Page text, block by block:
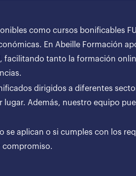
como cursos bonificables
En Abeille Formación
facilitando tanto la formación
dirigidos a diferentes
Además, nuestro equipo
aplican o si cumples con los
compromiso.